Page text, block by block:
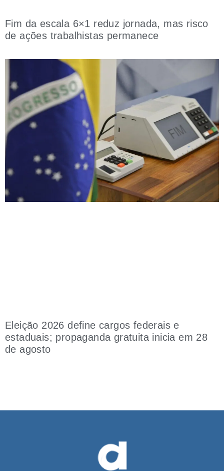
Fim da escala 6×1 reduz jornada, mas risco
de ações trabalhistas permanece
Eleição 2026 define cargos federais e
estaduais; propaganda gratuita inicia em 28
de agosto